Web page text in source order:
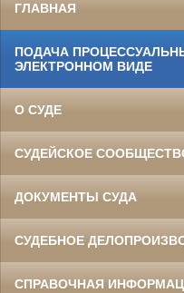
ГЛАВНАЯ
ПОДАЧА
ЭЛЕКТРОННОМ ВИДЕ
О СУДЕ
СУДЕЙСКОЕ
ДОКУМЕНТЫ СУДА
СУДЕБНОЕ
СПРАВОЧНАЯ